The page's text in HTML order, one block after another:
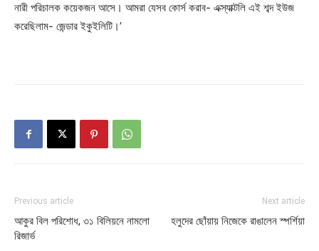
নারী পরিচালক কয়েকজন আসে। আমরা যেসব কোর্স করাব- এক্স্যাক্টলি এই শব্দ ইউজ
করেছিলাম- জেন্ডার ইকুইলিটি।’
Previous article
আকুর বিল পরিশোধ, ৩১ বিলিয়নে নামলো
রিজার্ভ
Next article
হলুদের ছোঁয়ায় নিজেকে রাঙালেন স্পর্শিয়া